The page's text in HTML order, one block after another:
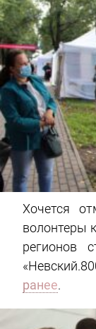
Хочется
волонтеры
регионов
ранее.